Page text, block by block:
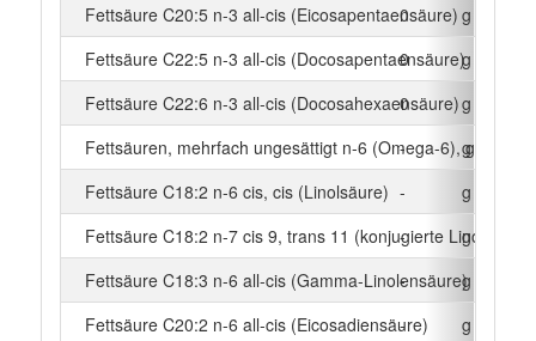
Fettsäure C20:5 n-3 all-cis (Eicosapentaensäure)
0
g
Fettsäure C22:5 n-3 all-cis (Docosapentaensäure)
0
g
Fettsäure C22:6 n-3 all-cis (Docosahexaensäure)
0
g
Fettsäuren, mehrfach ungesättigt n-6 (Omega-6), gesamt
-
g
Fettsäure C18:2 n-6 cis, cis (Linolsäure) -
g
Fettsäure C18:2 n-7 cis 9, trans 11 (konjugierte Linolsäure)
-
g
Fettsäure C18:3 n-6 all-cis (Gamma-Linolensäure)
-
g
Fettsäure C20:2 n-6 all-cis (Eicosadiensäure)
-
g